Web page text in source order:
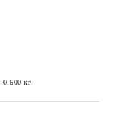
0.600 кг